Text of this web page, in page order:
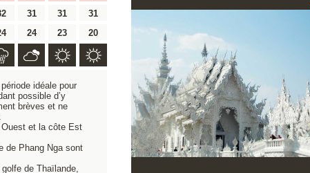
31 31
31
24 23 20
idéale pour
possible d’y
brèves et ne
et la côte Est
de Phang Nga sont
de Thaïlande,